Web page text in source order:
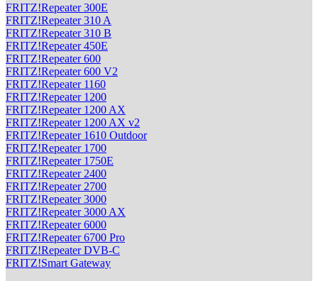
FRITZ!Repeater 300E
FRITZ!Repeater 310 A
FRITZ!Repeater 310 B
FRITZ!Repeater 450E
FRITZ!Repeater 600
FRITZ!Repeater 600 V2
FRITZ!Repeater 1160
FRITZ!Repeater 1200
FRITZ!Repeater 1200 AX
FRITZ!Repeater 1200 AX v2
FRITZ!Repeater 1610 Outdoor
FRITZ!Repeater 1700
FRITZ!Repeater 1750E
FRITZ!Repeater 2400
FRITZ!Repeater 2700
FRITZ!Repeater 3000
FRITZ!Repeater 3000 AX
FRITZ!Repeater 6000
FRITZ!Repeater 6700 Pro
FRITZ!Repeater DVB-C
FRITZ!Smart Gateway